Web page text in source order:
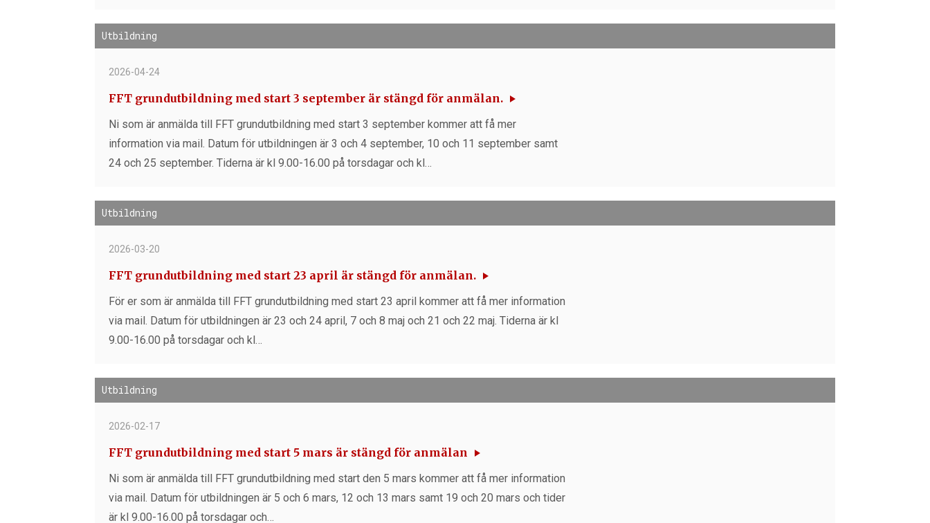
Utbildning
2026-04-24
FFT grundutbildning med start 3 september är stängd för anmälan.
Ni som är anmälda till FFT grundutbildning med start 3 september kommer att få mer
information via mail. Datum för utbildningen är 3 och 4 september, 10 och 11 september samt
24 och 25 september. Tiderna är kl 9.00-16.00 på torsdagar och kl…
Utbildning
2026-03-20
FFT grundutbildning med start 23 april är stängd för anmälan.
För er som är anmälda till FFT grundutbildning med start 23 april kommer att få mer information
via mail. Datum för utbildningen är 23 och 24 april, 7 och 8 maj och 21 och 22 maj. Tiderna är kl
9.00-16.00 på torsdagar och kl…
Utbildning
2026-02-17
FFT grundutbildning med start 5 mars är stängd för anmälan
Ni som är anmälda till FFT grundutbildning med start den 5 mars kommer att få mer information
via mail. Datum för utbildningen är 5 och 6 mars, 12 och 13 mars samt 19 och 20 mars och tider
är kl 9.00-16.00 på torsdagar och…